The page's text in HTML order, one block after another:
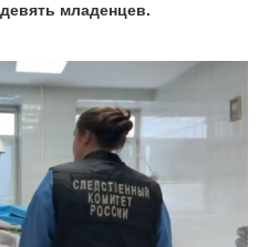
младенцев.